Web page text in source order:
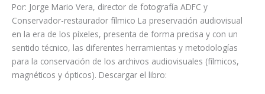
Por: Jorge Mario Vera, director de fotografía ADFC y
Conservador-restaurador fílmico La preservación audiovisual
en la era de los píxeles, presenta de forma precisa y con un
sentido técnico, las diferentes herramientas y metodologías
para la conservación de los archivos audiovisuales (fílmicos,
magnéticos y ópticos). Descargar el libro: